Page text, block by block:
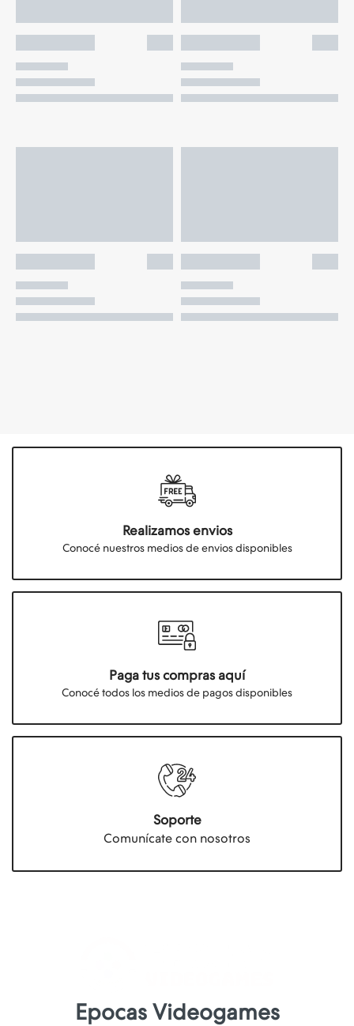
Realizamos envios
Conocé nuestros medios de envios disponibles
Paga tus compras aquí
Conocé todos los medios de pagos disponibles
Soporte
Comunícate con nosotros
Epocas Videogames